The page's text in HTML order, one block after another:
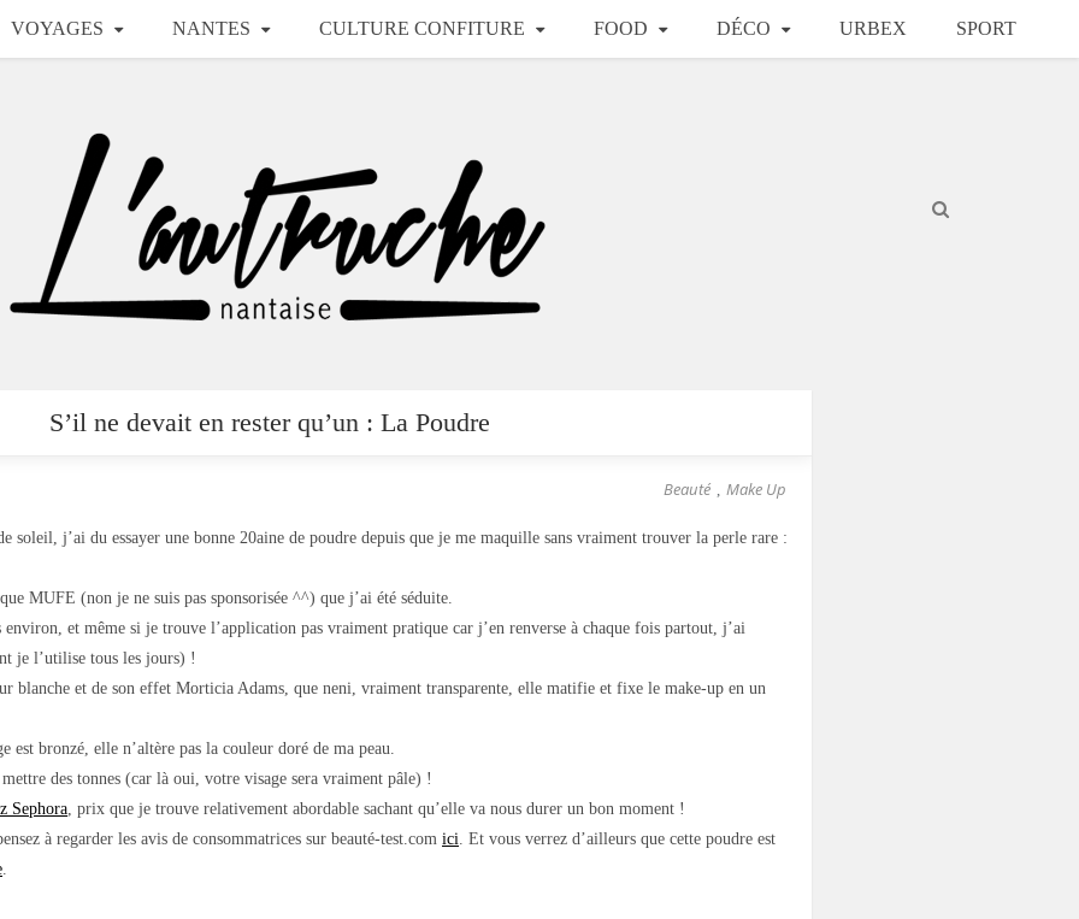
VOYAGES NANTES CULTURE CONFITURE FOOD DÉCO URBEX SPORT
S’il ne devait en rester qu’un : La Poudre
Beauté , Make Up
soleil, j’ai du essayer une bonne 20aine de poudre depuis que je me maquille sans vraiment trouver la perle rare :
MUFE (non je ne suis pas sponsorisée ^^) que j’ai été séduite.
et même si je trouve l’application pas vraiment pratique car j’en renverse à chaque fois partout, j’ai
je l’utilise tous les jours) !
blanche et de son effet Morticia Adams, que neni, vraiment transparente, elle matifie et fixe le make-up en un
est bronzé, elle n’altère pas la couleur doré de ma peau.
des tonnes (car là oui, votre visage sera vraiment pâle) !
Sephora, prix que je trouve relativement abordable sachant qu’elle va nous durer un bon moment !
à regarder les avis de consommatrices sur beauté-test.com ici. Et vous verrez d’ailleurs que cette poudre est
.